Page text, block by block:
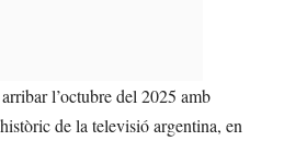
l’octubre del 2025 amb
de la televisió argentina, en